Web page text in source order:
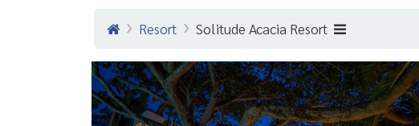
Resort Solitude Acacia Resort